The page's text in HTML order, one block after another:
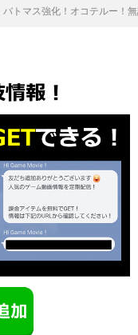
バトマス強化！オコテルー！